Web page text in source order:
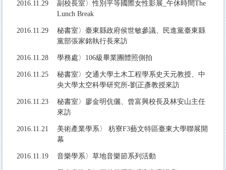
2016.11.29
副校長室〉性別平等國際女性影展_午休時間The
Lunch Break
2016.11.29
秘書室〉臺東縣政府侯世敏參議、民進黨臺東縣
黨部張家銘執行長來訪
2016.11.28 學務處〉106級畢業團體照側拍
2016.11.25
秘書室〉交通大學土木工程學系史天元教授、中
央大學太空科學研究所-劉正彥教授來訪
2016.11.23
秘書室〉廖金明伉儷、曾富興校長及林安山主任
來訪
2016.11.21
美術產業學系〉 枋寮F3藝文特區臺東大學聯展開
幕
2016.11.19 音樂學系〉草地音樂節系列活動